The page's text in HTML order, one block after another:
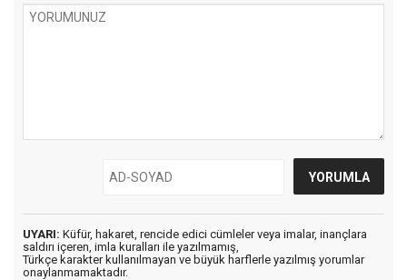
UYARI: Küfür, hakaret, rencide edici cümleler veya imalar, inançlara
saldırı içeren, imla kuralları ile yazılmamış,
Türkçe karakter kullanılmayan ve büyük harflerle yazılmış yorumlar
onaylanmamaktadır.